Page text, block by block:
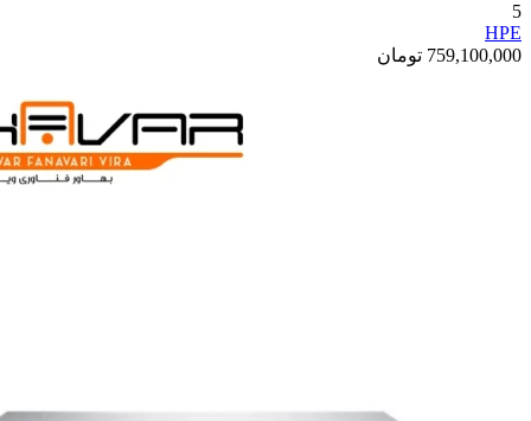
5
HPE
759,100,000 تومان